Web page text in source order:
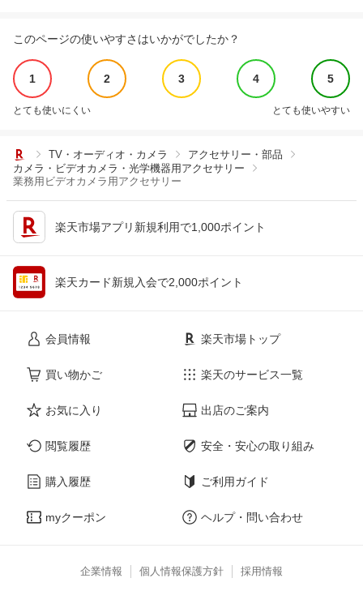
このページの使いやすさはいかがでしたか？
1 2 3 4 5
とても使いにくい とても使いやすい
TV・オーディオ・カメラ
アクセサリー・部品
カメラ・ビデオカメラ・光学機器用アクセサリー
業務用ビデオカメラ用アクセサリー
楽天市場アプリ新規利用で1,000ポイント
楽天カード新規入会で2,000ポイント
会員情報
買い物かご
お気に入り
閲覧履歴
購入履歴
myクーポン
楽天市場トップ
楽天のサービス一覧
出店のご案内
安全・安心の取り組み
ご利用ガイド
ヘルプ・問い合わせ
企業情報 個人情報保護方針 採用情報